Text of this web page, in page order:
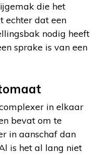
die het
echter dat een
nodig heeft
sprake is van een
in elkaar
bevat om te
in aanschaf dan
is het al lang niet